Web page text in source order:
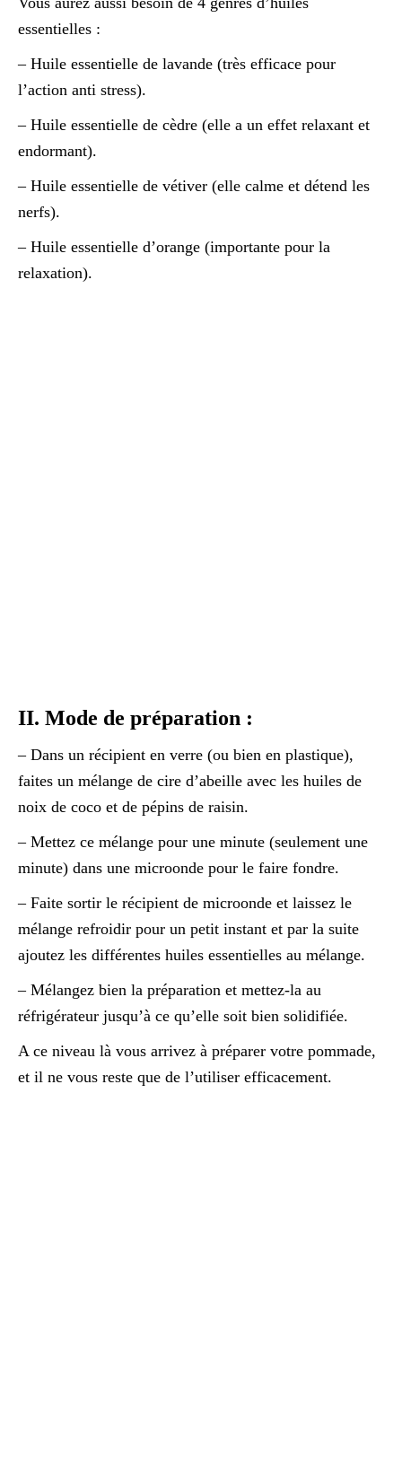
essentielles :
– Huile essentielle de lavande (très efficace pour
l’action anti stress).
– Huile essentielle de cèdre (elle a un effet relaxant et
endormant).
– Huile essentielle de vétiver (elle calme et détend les
nerfs).
– Huile essentielle d’orange (importante pour la
relaxation).
II. Mode de préparation :
– Dans un récipient en verre (ou bien en plastique),
faites un mélange de cire d’abeille avec les huiles de
noix de coco et de pépins de raisin.
– Mettez ce mélange pour une minute (seulement une
minute) dans une microonde pour le faire fondre.
– Faite sortir le récipient de microonde et laissez le
mélange refroidir pour un petit instant et par la suite
ajoutez les différentes huiles essentielles au mélange.
– Mélangez bien la préparation et mettez-la au
réfrigérateur jusqu’à ce qu’elle soit bien solidifiée.
A ce niveau là vous arrivez à préparer votre pommade,
et il ne vous reste que de l’utiliser efficacement.